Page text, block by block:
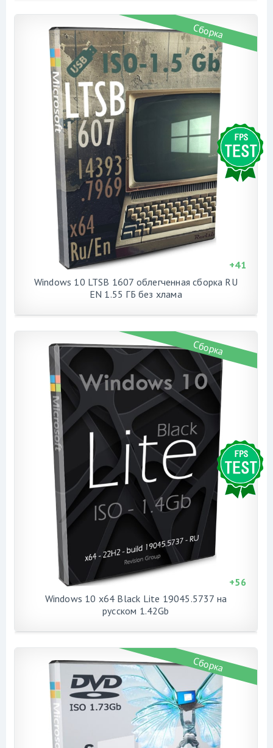
Сборка
Windows 10 LTSB 1607 облегченная сборка RU
EN 1.55 ГБ без хлама
+41
Сборка
Windows 10 x64 Black Lite 19045.5737 на
русском 1.42Gb
+56
Сборка